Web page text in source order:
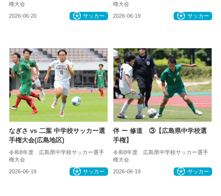
権大会
2026-06-20 サッカー
権大会
2026-06-19 サッカー
なぎさ vs 二葉 中学校サッカー選
手権大会(広島地区)
令和8年度 広島県中学校サッカー選手
権大会
2026-06-19 サッカー
伴 ー 修道 ③【広島県中学校選
手権】
令和8年度 広島県中学校サッカー選手
権大会
2026-06-19 サッカー